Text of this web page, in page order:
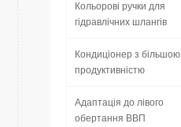
Кольорові ручки для
гідравлічних шлангів
Кондиціонер з більшою
продуктивністю
Адаптація до лівого
обертання ВВП